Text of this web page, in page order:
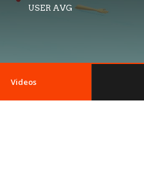
USER AVG
Videos